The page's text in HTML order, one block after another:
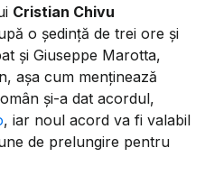
Cristian Chivu
o ședință de trei ore și
și Giuseppe Marotta,
așa cum menținează
și-a dat acordul,
, iar noul acord va fi valabil
de prelungire pentru